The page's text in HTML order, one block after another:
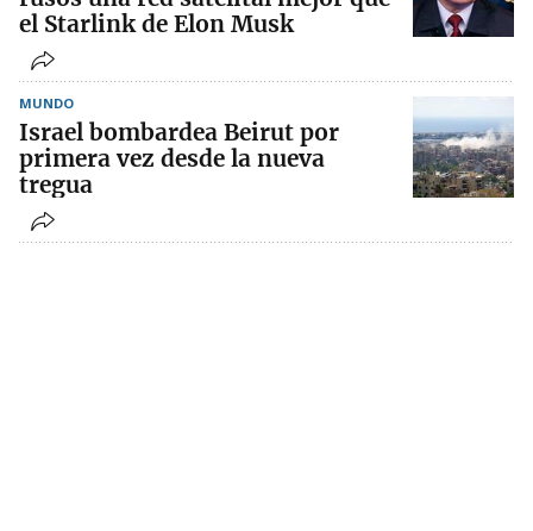
el Starlink de Elon Musk
MUNDO
Israel bombardea Beirut por
primera vez desde la nueva
tregua